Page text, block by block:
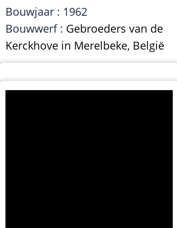
Bouwjaar : 1962
Bouwwerf : Gebroeders van de
Kerckhove in Merelbeke, België